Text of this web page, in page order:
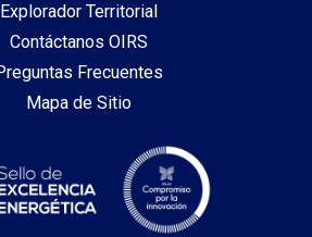
Explorador Territorial
Contáctanos OIRS
Frecuentes
Mapa de Sitio